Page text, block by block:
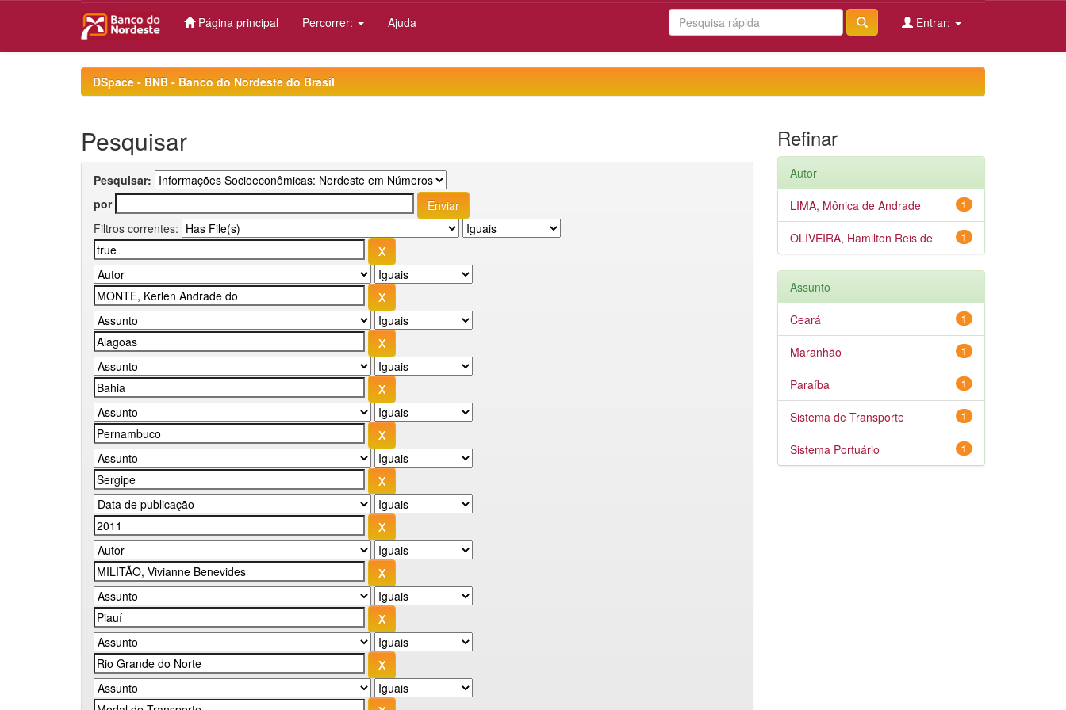
Página principal Percorrer: Ajuda Entrar:
DSpace - BNB - Banco do Nordeste do Brasil
Pesquisar
Pesquisar:
por
Filtros correntes:
Refinar
Autor
1
LIMA, Mônica de Andrade
1
OLIVEIRA, Hamilton Reis de
Assunto
1
Ceará
1
Maranhão
1
Paraíba
1
Sistema de Transporte
1
Sistema Portuário